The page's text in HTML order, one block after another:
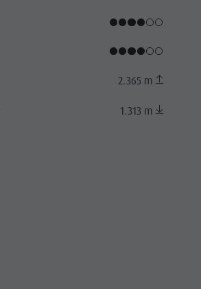
2.365 m
1.313 m